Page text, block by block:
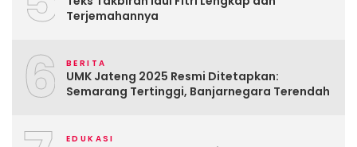
Terjemahannya
6 BERITA
UMK Jateng 2025 Resmi Ditetapkan:
Semarang Tertinggi, Banjarnegara Terendah
EDUKASI